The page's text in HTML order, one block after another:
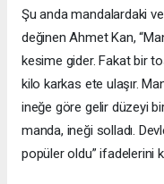
Şu anda mandalardaki
değinen Ahmet Kan,
kesime gider. Fakat bir
kilo karkas ete ulaşır.
ineğe göre gelir düzeyi
manda, ineği solladı.
popüler oldu” ifadelerini